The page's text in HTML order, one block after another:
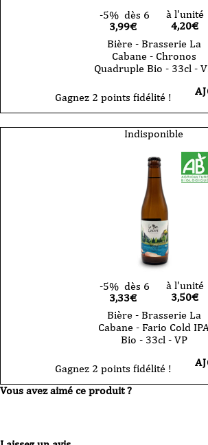
-5% dès 6
3,99€
à l'unité
4,20€
Bière - Brasserie La
Cabane - Chronos
Quadruple Bio - 33cl -
Gagnez 2 points fidélité !
Indisponible
-5% dès 6
3,33€
à l'unité
3,50€
Bière - Brasserie La
Cabane - Fario Cold IPA
Bio - 33cl - VP
Gagnez 2 points fidélité !
Vous avez aimé ce produit ?